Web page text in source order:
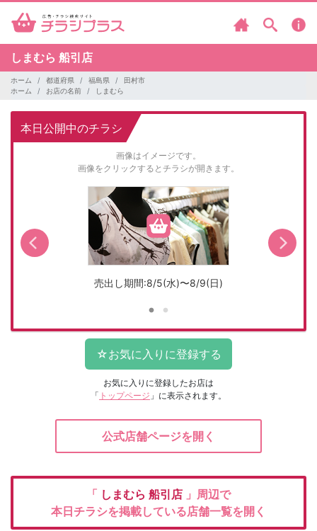
しまむら 船引店
ホーム 都道府県 福島県
田村市
ホーム
お店の名前 しまむら
本日公開中のチラシ
画像はイメージです。
画像をクリックするとチラシが開きます。
売出し期間:8/5(水)〜8/9(日)
お気に入りに登録したお店は
「 トップページ 」に表示されます。
公式店舗ページを開く
「 しまむら 船引店 」周辺で
本日チラシを掲載している店舗一覧を開く